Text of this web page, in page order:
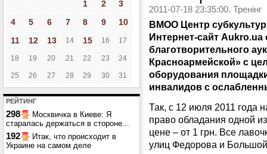
1 2
3
4
5 6 7 8 9
10
11
12 13 14 15 16 17
18 19 20 21 22 23 24
25 26 27 28 29 30 31
РЕЙТИНГ
298
Москвичка в Киеве: Я
старалась держаться в стороне...
192
Итак, что происходит в
Украине на самом деле
2011-07-18 23:35:00. Тренінг
ВМОО Центр
Интернет-сайт
благотворительного
Красноармейской» с
оборудования
инвалидов с
Так, с 12 июля 2011 года
право обладания одной
цене – от 1 грн. Все
улиц Федорова и